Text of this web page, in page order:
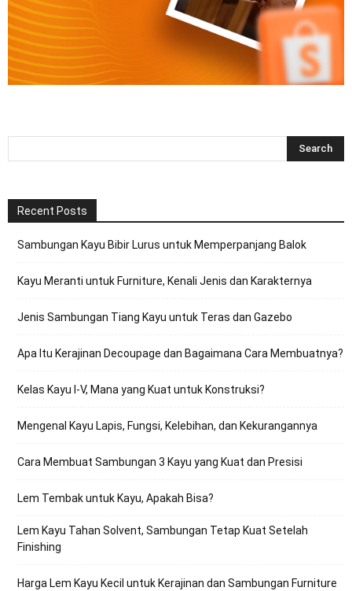
Recent Posts
Sambungan Kayu Bibir Lurus untuk Memperpanjang Balok
Kayu Meranti untuk Furniture, Kenali Jenis dan Karakternya
Jenis Sambungan Tiang Kayu untuk Teras dan Gazebo
Apa Itu Kerajinan Decoupage dan Bagaimana Cara Membuatnya?
Kelas Kayu I-V, Mana yang Kuat untuk Konstruksi?
Mengenal Kayu Lapis, Fungsi, Kelebihan, dan Kekurangannya
Cara Membuat Sambungan 3 Kayu yang Kuat dan Presisi
Lem Tembak untuk Kayu, Apakah Bisa?
Lem Kayu Tahan Solvent, Sambungan Tetap Kuat Setelah
Finishing
Harga Lem Kayu Kecil untuk Kerajinan dan Sambungan Furniture